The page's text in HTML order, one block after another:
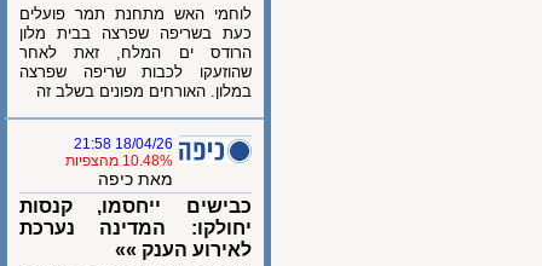
לוחמי האש מתחנת תמר פועלים
כעת בשריפה שפרצה בבית מלון
הרודס ים המלח, זאת לאחר
שהוזעקו לכבות שריפה שפרצה
במלון. האורחים מפונים בשלב זה
18/04/26 21:58
10.48% מהצפיות
מאת כיפה
כבישים ייחסמו, קנסות
יחולקו: המדינה נערכת
לאירוע הענק »»